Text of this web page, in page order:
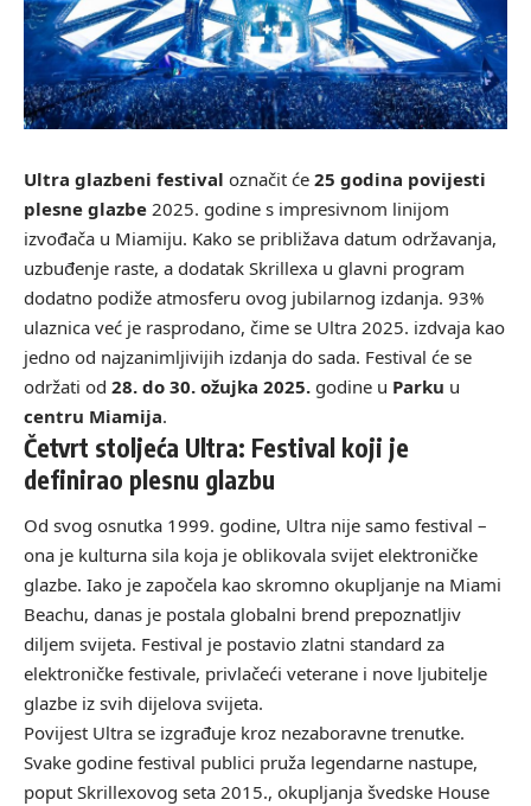
Ultra glazbeni festival označit će 25 godina povijesti
plesne glazbe 2025. godine s impresivnom linijom
izvođača u Miamiju. Kako se približava datum održavanja,
uzbuđenje raste, a dodatak Skrillexa u glavni program
dodatno podiže atmosferu ovog jubilarnog izdanja. 93%
ulaznica već je rasprodano, čime se Ultra 2025. izdvaja kao
jedno od najzanimljivijih izdanja do sada. Festival će se
održati od 28. do 30. ožujka 2025. godine u Parku u
centru Miamija.
Četvrt stoljeća Ultra: Festival koji je
definirao plesnu glazbu
Od svog osnutka 1999. godine, Ultra nije samo festival –
ona je kulturna sila koja je oblikovala svijet elektroničke
glazbe. Iako je započela kao skromno okupljanje na Miami
Beachu, danas je postala globalni brend prepoznatljiv
diljem svijeta. Festival je postavio zlatni standard za
elektroničke festivale, privlačeći veterane i nove ljubitelje
glazbe iz svih dijelova svijeta.
Povijest Ultra se izgrađuje kroz nezaboravne trenutke.
Svake godine festival publici pruža legendarne nastupe,
poput Skrillexovog seta 2015., okupljanja švedske House